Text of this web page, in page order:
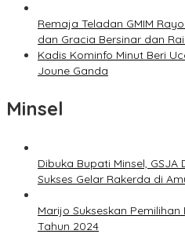
Remaja Teladan GMIM
dan Gracia Bersinar dan
Kadis Kominfo Minut Beri
Joune Ganda
Minsel
Dibuka Bupati Minsel,
Sukses Gelar Rakerda di
Marijo Sukseskan
Tahun 2024